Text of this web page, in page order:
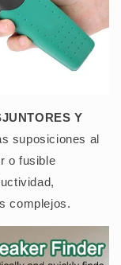
Y
suposiciones al
o fusible
complejos.